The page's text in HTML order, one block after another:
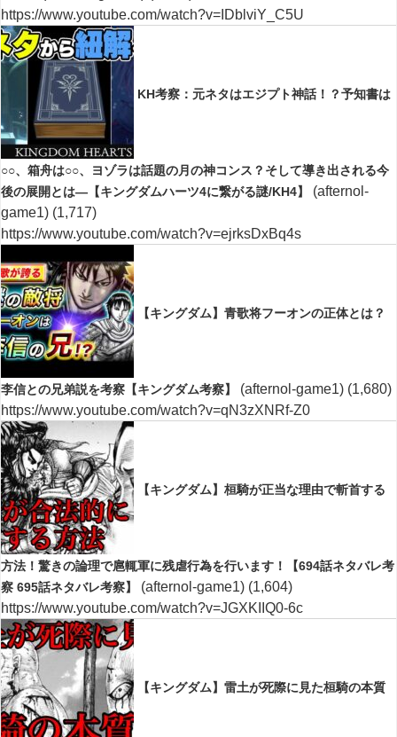
https://www.youtube.com/watch?v=IDblviY_C5U
KH考察：元ネタはエジプト神話！？予知書は
○○、箱舟は○○、ヨゾラは話題の月の神コンス？そして導き出される今
後の展開とは―【キングダムハーツ4に繋がる謎/KH4】
(afternol-
game1) (1,717)
https://www.youtube.com/watch?v=ejrksDxBq4s
【キングダム】青歌将フーオンの正体とは？
李信との兄弟説を考察【キングダム考察】 (afternol-game1) (1,680)
https://www.youtube.com/watch?v=qN3zXNRf-Z0
【キングダム】桓騎が正当な理由で斬首する
方法！驚きの論理で扈輒軍に残虐行為を行います！【694話ネタバレ考
察 695話ネタバレ考察】
(afternol-game1) (1,604)
https://www.youtube.com/watch?v=JGXKIIQ0-6c
【キングダム】雷土が死際に見た桓騎の本質